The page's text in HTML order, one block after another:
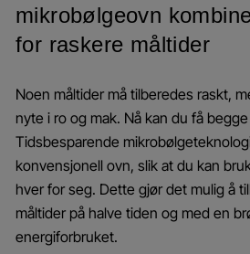
mikrobølgeovn
for raskere måltider
Noen måltider må tilberedes raskt,
nyte i ro og mak. Nå kan du få
Tidsbesparende
konvensjonell ovn, slik at du kan
hver for seg. Dette gjør det mulig å
måltider på halve tiden og med en
energiforbruket.